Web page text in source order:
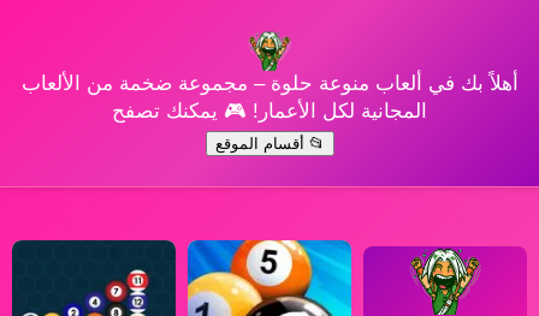
أهلاً بك في ألعاب منوعة حلوة – مجموعة ضخمة من الألعاب
المجانية لكل الأعمار! 🎮 يمكنك تصفح
📂 أقسام الموقع